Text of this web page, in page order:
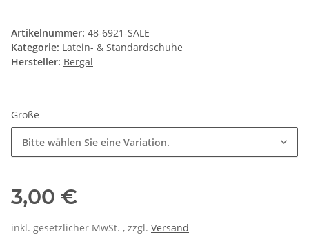
Artikelnummer: 48-6921-SALE
Kategorie: Latein- & Standardschuhe
Hersteller: Bergal
Größe
Bitte wählen Sie eine Variation.
3,00 €
inkl. gesetzlicher MwSt. , zzgl. Versand